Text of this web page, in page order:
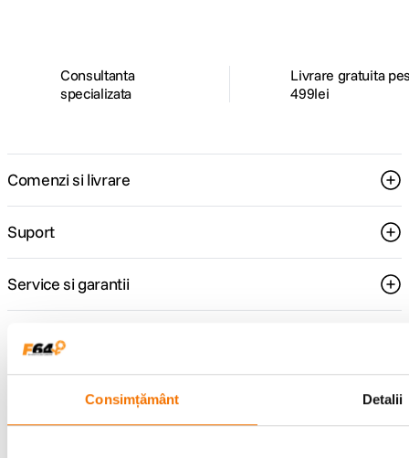
Consimțământ Detalii
Consultanta
specializata
Livrare gratuita
499lei
Comenzi si livrare
Suport
Service si garantii
F64 Studio
Urmareste-ne